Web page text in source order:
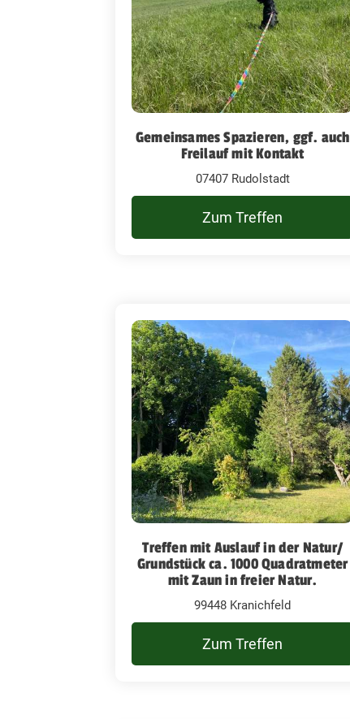
Gemeinsames Spazieren, ggf. auch
Freilauf mit Kontakt
07407 Rudolstadt
Zum Treffen
Treffen mit Auslauf in der Natur/
Grundstück ca. 1000 Quadratmeter
mit Zaun in freier Natur.
99448 Kranichfeld
Zum Treffen